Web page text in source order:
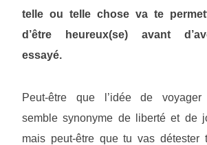
telle ou telle chose va te
d’être heureux(se) avant
essayé.
Peut-être que l’idée de
semble synonyme de liberté et de
mais peut-être que tu vas détester